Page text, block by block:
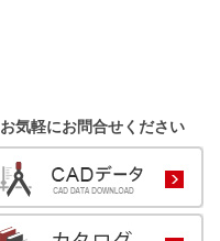
お気軽にお問合せください